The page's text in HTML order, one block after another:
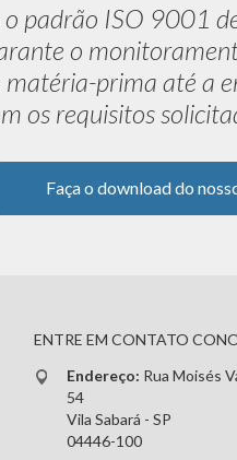
padrão ISO 9001
o
prima até a
os requisitos
Faça o download do
ENTRE EM CONTATO
Endereço: Rua Moisés
54
Vila Sabará - SP
04446-100